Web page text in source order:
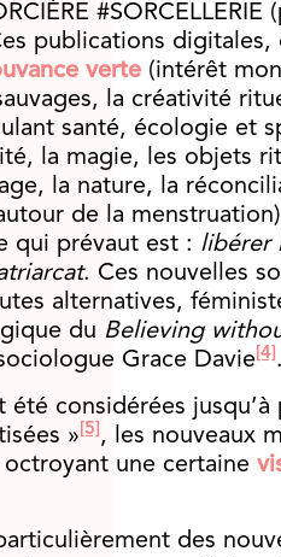
publications digitales,
verte(intérêt
la créativité
santé, écologie et
la magie, les objets
la nature, la
de la
qui prévaut est : libérer
. Ces nouvelles
alternatives,
du Believing
Grace Davie [4] .
considérées
» [5] , les nouveaux
une certaine
des